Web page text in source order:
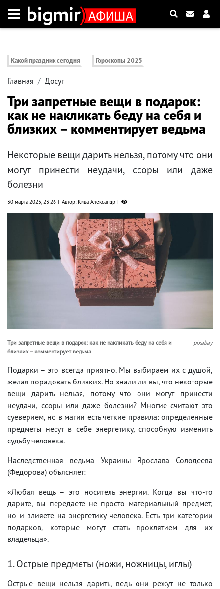
Какой праздник сегодня Гороскопы 2025
Главная Досуг
Три запретные вещи в подарок:
как не накликать беду на себя и
близких – комментирует ведьма
Некоторые вещи дарить нельзя, потому что они
могут принести неудачи, ссоры или даже
болезни
30 марта 2025, 23:26 Автор: Кива Александр
Три запретные вещи в подарок: как не накликать беду на себя и
близких – комментирует ведьма
pixabay
Подарки – это всегда приятно. Мы выбираем их с душой,
желая порадовать близких. Но знали ли вы, что некоторые
вещи дарить нельзя, потому что они могут принести
неудачи, ссоры или даже болезни? Многие считают это
суеверием, но в магии есть четкие правила: определенные
предметы несут в себе энергетику, способную изменить
судьбу человека.
Наследственная ведьма Украины Ярослава Солодеева
(Федорова) объясняет:
«Любая вещь – это носитель энергии. Когда вы что-то
дарите, вы передаете не просто материальный предмет,
но и влияете на энергетику человека. Есть три категории
подарков, которые могут стать проклятием для их
владельца».
1. Острые предметы (ножи, ножницы, иглы)
Острые вещи нельзя дарить, ведь они режут не только